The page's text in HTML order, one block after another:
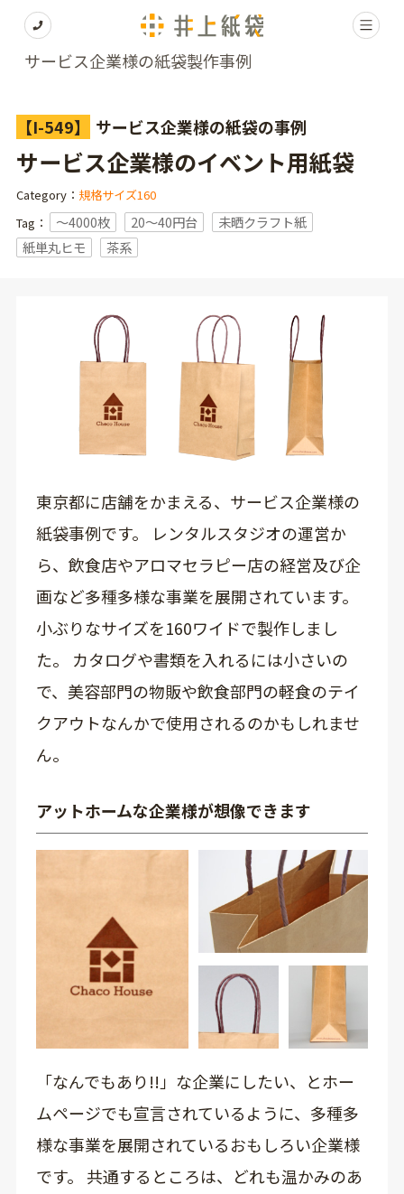
サービス企業様の紙袋製作事例
【I-549】 サービス企業様の紙袋の事例
サービス企業様のイベント用紙袋
Category： 規格サイズ160
Tag：
〜4000枚 20～40円台
未晒クラフト紙
紙単丸ヒモ
茶系
東京都に店舗をかまえる、サービス企業様の
紙袋事例です。 レンタルスタジオの運営か
ら、飲食店やアロマセラピー店の経営及び企
画など多種多様な事業を展開されています。
小ぶりなサイズを160ワイドで製作しまし
た。 カタログや書類を入れるには小さいの
で、美容部門の物販や飲食部門の軽食のテイ
クアウトなんかで使用されるのかもしれませ
ん。
アットホームな企業様が想像できます
「なんでもあり!!」な企業にしたい、とホー
ムページでも宣言されているように、多種多
様な事業を展開されているおもしろい企業様
です。 共通するところは、どれも温かみのあ